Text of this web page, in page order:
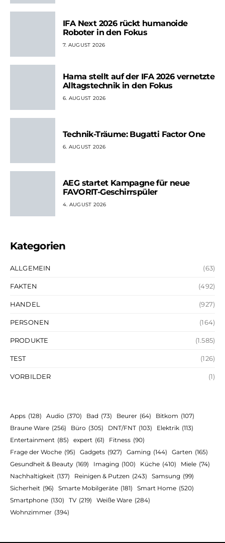
IFA Next 2026 rückt humanoide
Roboter in den Fokus
7. AUGUST 2026
Hama stellt auf der IFA 2026 vernetzte
Alltagstechnik in den Fokus
6. AUGUST 2026
Technik-Träume: Bugatti Factor One
6. AUGUST 2026
AEG startet Kampagne für neue
FAVORIT-Geschirrspüler
4. AUGUST 2026
Kategorien
ALLGEMEIN (63)
FAKTEN (492)
HANDEL (927)
PERSONEN (164)
PRODUKTE (1.585)
TEST (126)
VORBILDER (1)
Apps (128) Audio (370) Bad (73) Beurer (64) Bitkom (107)
Braune Ware (256) Büro (305) DNT/FNT (103) Elektrik (113)
Entertainment (85) expert (61) Fitness (90)
Frage der Woche (95) Gadgets (927) Gaming (144) Garten (165)
Gesundheit & Beauty (169) Imaging (100) Küche (410) Miele (74)
Nachhaltigkeit (137) Reinigen & Putzen (243) Samsung (99)
Sicherheit (96) Smarte Mobilgeräte (181) Smart Home (520)
Smartphone (130) TV (219) Weiße Ware (284)
Wohnzimmer (394)